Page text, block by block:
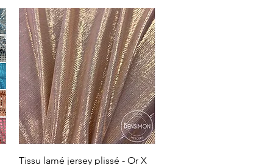
Tissu lamé jersey plissé - Or X